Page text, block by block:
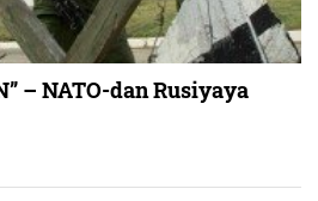
– NATO-dan Rusiyaya